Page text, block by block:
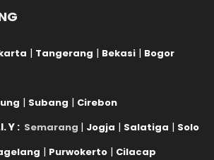
| Tangerang | Bekasi | Bogor
| Subang | Cirebon
Y : Semarang | Jogja | Salatiga | Solo
| Purwokerto | Cilacap